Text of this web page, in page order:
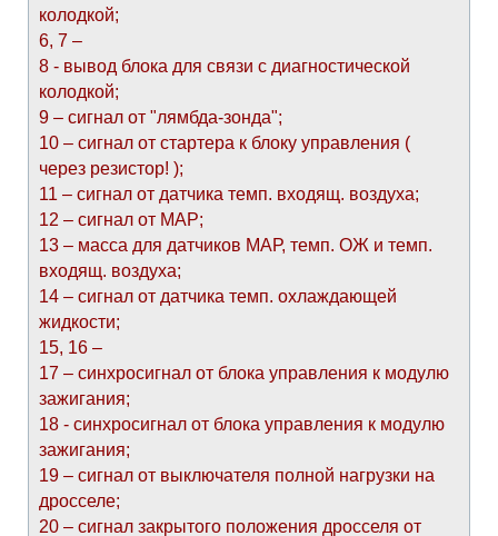
колодкой;
6, 7 –
8 - вывод блока для связи с диагностической
колодкой;
9 – сигнал от "лямбда-зонда";
10 – сигнал от стартера к блоку управления (
через резистор! );
11 – сигнал от датчика темп. входящ. воздуха;
12 – сигнал от МАР;
13 – масса для датчиков МАР, темп. ОЖ и темп.
входящ. воздуха;
14 – сигнал от датчика темп. охлаждающей
жидкости;
15, 16 –
17 – синхросигнал от блока управления к модулю
зажигания;
18 - синхросигнал от блока управления к модулю
зажигания;
19 – сигнал от выключателя полной нагрузки на
дросселе;
20 – сигнал закрытого положения дросселя от